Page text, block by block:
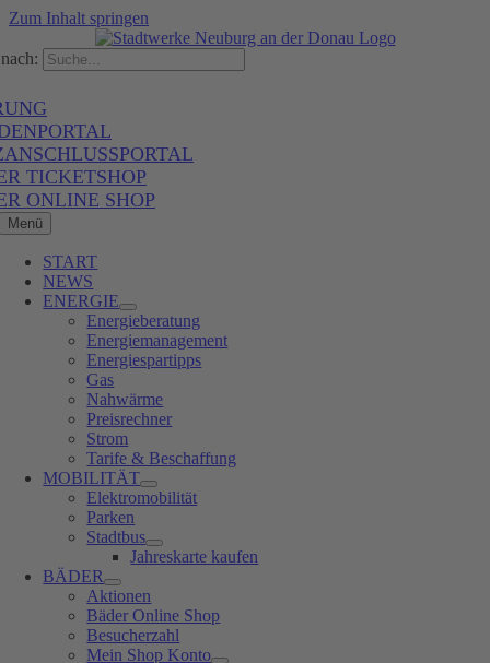
Zum Inhalt springen
TICKETSHOP
ONLINE SHOP
Menü
START
NEWS
ENERGIE
Energieberatung
Energiemanagement
Energiespartipps
Gas
Nahwärme
Preisrechner
Strom
Tarife & Beschaffung
MOBILITÄT
Elektromobilität
Parken
Stadtbus
Jahreskarte kaufen
BÄDER
Aktionen
Bäder Online Shop
Besucherzahl
Mein Shop Konto